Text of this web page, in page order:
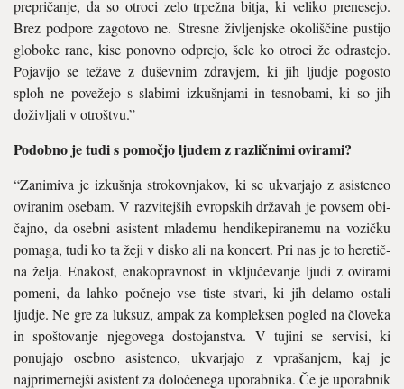
prepričanje, da so otroci zelo trpežna bitja, ki veliko prenesejo.
Brez podpore zagotovo ne. Stresne življenjske okoliščine pustijo
glo­boke rane, kise ponovno odprejo, šele ko otroci že odrastejo.
Pojavijo se težave z duševnim zdravjem, ki jih ljudje pogosto
sploh ne povežejo s slabimi izkušnjami in tesnobami, ki so jih
doživljali v otroštvu.”
Podobno je tudi s pomočjo ljudem z različnimi ovirami?
“Zanimiva je izkušnja strokov­njakov, ki se ukvarjajo z asisten­co
oviranim osebam. V razvitejših evropskih državah je povsem obi­
čajno, da osebni asistent mlade­mu hendikepiranemu na vozičku
pomaga, tudi ko ta žeji v disko ali na koncert. Pri nas je to heretič­
na želja. Enakost, enakopravnost in vključevanje ljudi z ovirami
pomeni, da lahko počnejo vse tiste stvari, ki jih delamo ostali
ljudje. Ne gre za luksuz, ampak za kompleksen pogled na človeka
in spo­štovanje njegovega dostojanstva. V tujini se servisi, ki
ponujajo osebno asistenco, ukvarjajo z vprašanjem, kaj je
najprimernejši asistent za do­ločenega uporabnika. Če je uporab­nik